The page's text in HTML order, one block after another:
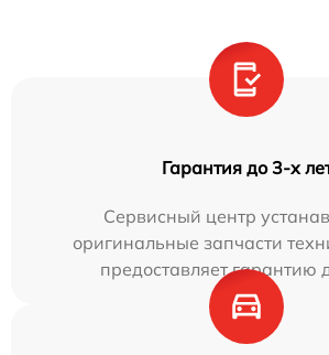
Гарантия до 3-х
Сервисный центр
оригинальные запчасти
предоставляет гарантию